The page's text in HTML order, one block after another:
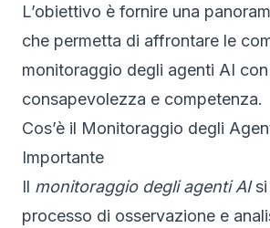
L’obiettivo è fornire una
che permetta di affrontare le
monitoraggio degli agenti AI
consapevolezza e competenza.
Cos’è il Monitoraggio degli
Importante
Il monitoraggio degli agenti AIsi
processo di osservazione e